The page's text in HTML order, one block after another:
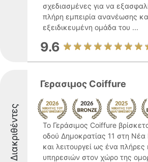
σχεδιασμένες για να
πλήρη εμπειρία ανανέωσης
εξειδικευμένη ομάδα του ...
9.6
Διακριθέντες
Γερασιμος Coiffure
Το Γεράσιμος Coiffure
οδού Δημοκρατίας 11 στη Νέα
και λειτουργεί ως ένα πλήρες
υπηρεσιών στον χώρο της